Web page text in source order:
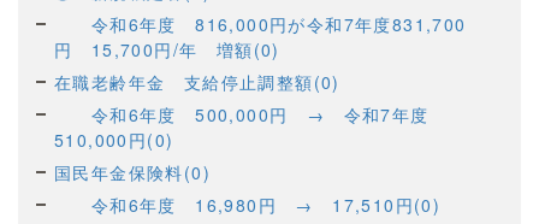
令和6年度 816,000円が令和7年度831,700
円 15,700円/年 増額(0)
在職老齢年金 支給停止調整額(0)
令和6年度 500,000円 → 令和7年度
510,000円(0)
国民年金保険料(0)
令和6年度 16,980円 → 17,510円(0)